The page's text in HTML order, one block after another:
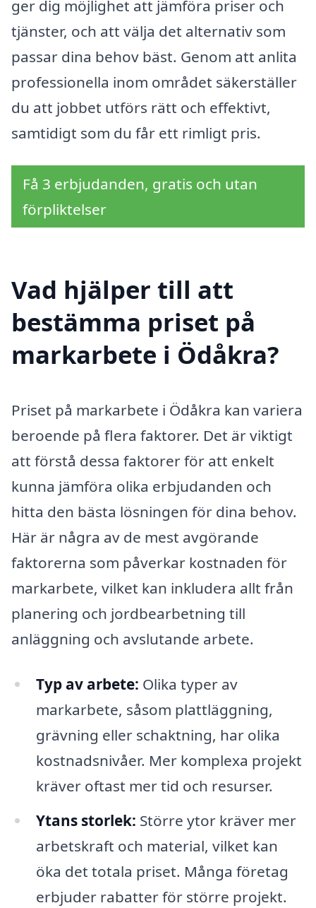
ger dig möjlighet att jämföra priser och
tjänster, och att välja det alternativ som
passar dina behov bäst. Genom att anlita
professionella inom området säkerställer
du att jobbet utförs rätt och effektivt,
samtidigt som du får ett rimligt pris.
Få 3 erbjudanden, gratis och utan
förpliktelser
Vad hjälper till att
bestämma priset på
markarbete i Ödåkra?
Priset på markarbete i Ödåkra kan variera
beroende på flera faktorer. Det är viktigt
att förstå dessa faktorer för att enkelt
kunna jämföra olika erbjudanden och
hitta den bästa lösningen för dina behov.
Här är några av de mest avgörande
faktorerna som påverkar kostnaden för
markarbete, vilket kan inkludera allt från
planering och jordbearbetning till
anläggning och avslutande arbete.
Typ av arbete: Olika typer av
markarbete, såsom plattläggning,
grävning eller schaktning, har olika
kostnadsnivåer. Mer komplexa projekt
kräver oftast mer tid och resurser.
Ytans storlek: Större ytor kräver mer
arbetskraft och material, vilket kan
öka det totala priset. Många företag
erbjuder rabatter för större projekt.